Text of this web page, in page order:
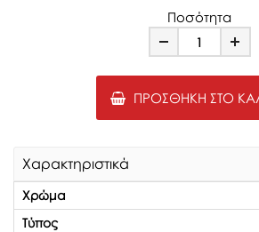
Ποσότητα
Minus Plus
ΠΡΟΣΘΉΚΗ ΣΤΟ
Χαρακτηριστικά
Χρώμα
Τύπος